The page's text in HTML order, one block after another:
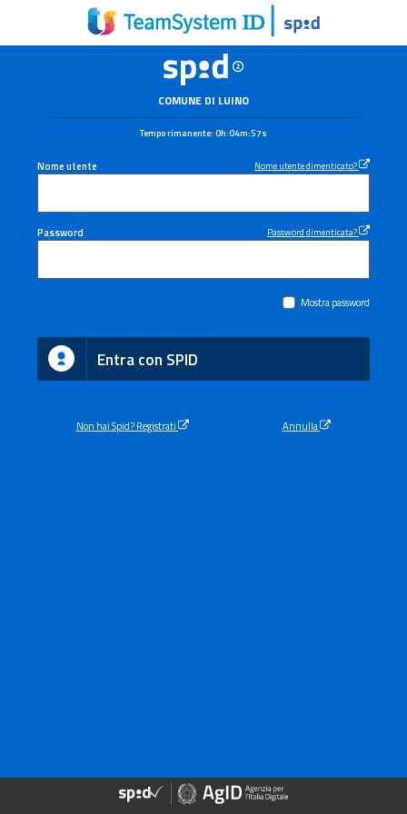
COMUNE DI LUINO
Tempo rimanente:0h:04m:57s
Nome utente Nome utente dimenticato?
Password Password dimenticata?
Mostra password
Entra con SPID
Non hai Spid? Registrati Annulla